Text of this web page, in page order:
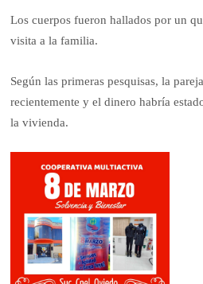
Los cuerpos fueron hallados por un
visita a la familia.
Según las primeras pesquisas, la
recientemente y el dinero habría
la vivienda.